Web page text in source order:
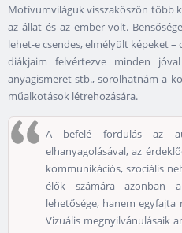
Motívumviláguk visszaköszön több
az állat és az ember volt.
lehet-e csendes, elmélyült képeket
diákjaim felvértezve minden
anyagismeret stb., sorolhatnám a
műalkotások létrehozására.
A befelé fordulás az
elhanyagolásával, az
kommunikációs, szociális
élők számára azonban
lehetősége, hanem egyfajta
Vizuális megnyilvánulásaik